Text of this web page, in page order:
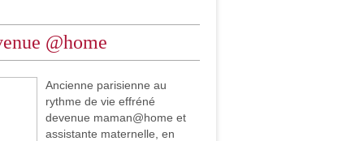
@home
Ancienne parisienne au
rythme de vie effréné
devenue maman@home et
assistante maternelle, en